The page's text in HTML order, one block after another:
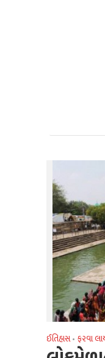
ઈતિહાસ • ફરવા